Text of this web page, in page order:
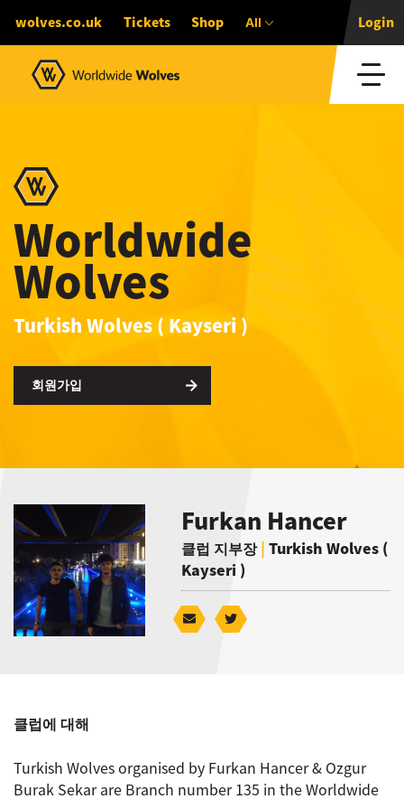
wolves.co.uk Tickets Shop All Login
Worldwide
Wolves
Turkish Wolves ( Kayseri )
회원가입
Furkan Hancer
클럽 지부장
Turkish Wolves (
Kayseri )
클럽에 대해
Turkish Wolves organised by Furkan Hancer & Ozgur
Burak Sekar are Branch number 135 in the Worldwide